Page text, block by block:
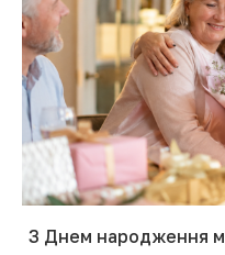
З Днем народження